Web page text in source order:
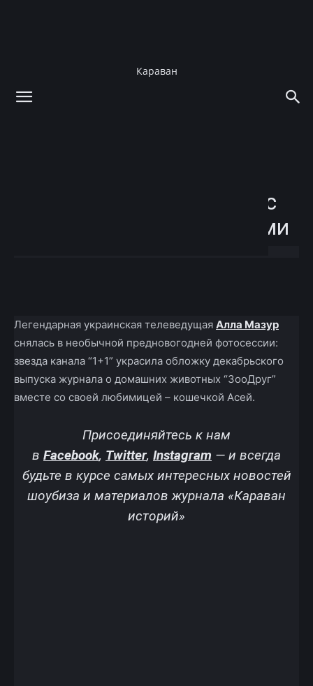
Караван
новогодней фотосессии с
сыном и своими котиками
Легендарная украинская телеведущая Алла Мазур
снялась в необычной предновогодней фотосессии:
звезда канала “1+1” украсила обложку декабрьского
выпуска журнала о домашних животных “ЗооДруг”
вместе со своей любимицей – кошечкой Асей.
Присоединяйтесь к нам
в Facebook, Twitter, Instagram — и всегда
будьте в курсе самых интересных новостей
шоубиза и материалов журнала «Караван
историй»